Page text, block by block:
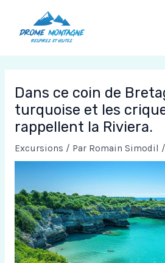
contenu
Dans ce coin de
turquoise et les
rappellent la Riviera.
Excursions / Par Romain Simodil /